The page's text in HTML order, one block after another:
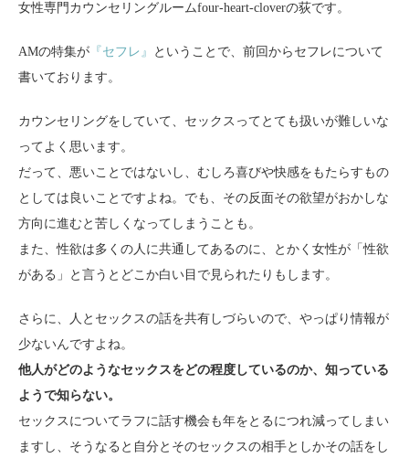
女性専門カウンセリングルームfour-heart-cloverの荻です。
AMの特集が 『セフレ』
ということで、前回からセフレについて
書いております。
カウンセリングをしていて、セックスってとても扱いが難しいな
ってよく思います。
だって、悪いことではないし、むしろ喜びや快感をもたらすもの
としては良いことですよね。でも、その反面その欲望がおかしな
方向に進むと苦しくなってしまうことも。
また、性欲は多くの人に共通してあるのに、とかく女性が「性欲
がある」と言うとどこか白い目で見られたりもします。
さらに、人とセックスの話を共有しづらいので、やっぱり情報が
少ないんですよね。
他人がどのようなセックスをどの程度しているのか、知っている
ようで知らない。
セックスについてラフに話す機会も年をとるにつれ減ってしまい
ますし、そうなると自分とそのセックスの相手としかその話をし